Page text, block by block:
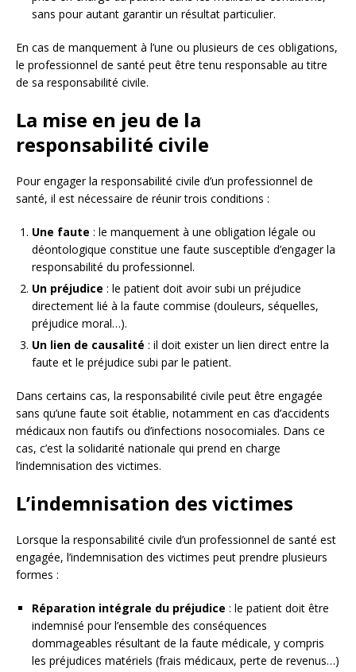
sans pour autant garantir un résultat particulier.
En cas de manquement à l’une ou plusieurs de ces obligations,
le professionnel de santé peut être tenu responsable au titre
de sa responsabilité civile.
La mise en jeu de la
responsabilité civile
Pour engager la responsabilité civile d’un professionnel de
santé, il est nécessaire de réunir trois conditions :
Une faute : le manquement à une obligation légale ou
déontologique constitue une faute susceptible d’engager la
responsabilité du professionnel.
Un préjudice : le patient doit avoir subi un préjudice
directement lié à la faute commise (douleurs, séquelles,
préjudice moral…).
Un lien de causalité : il doit exister un lien direct entre la
faute et le préjudice subi par le patient.
Dans certains cas, la responsabilité civile peut être engagée
sans qu’une faute soit établie, notamment en cas d’accidents
médicaux non fautifs ou d’infections nosocomiales. Dans ce
cas, c’est la solidarité nationale qui prend en charge
l’indemnisation des victimes.
L’indemnisation des victimes
Lorsque la responsabilité civile d’un professionnel de santé est
engagée, l’indemnisation des victimes peut prendre plusieurs
formes :
Réparation intégrale du préjudice : le patient doit être
indemnisé pour l’ensemble des conséquences
dommageables résultant de la faute médicale, y compris
les préjudices matériels (frais médicaux, perte de revenus…)